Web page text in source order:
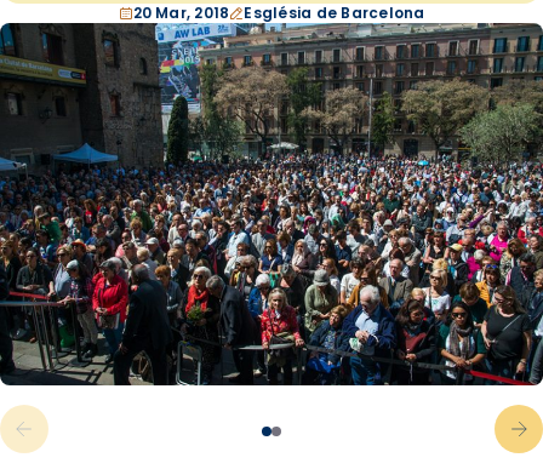
20 Mar, 2018 Església de Barcelona